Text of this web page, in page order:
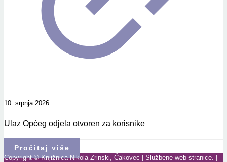
10. srpnja 2026.
Ulaz Općeg odjela otvoren za korisnike
Pročitaj više
Copyright © Knjižnica Nikola Zrinski, Čakovec | Službene web stranice. |